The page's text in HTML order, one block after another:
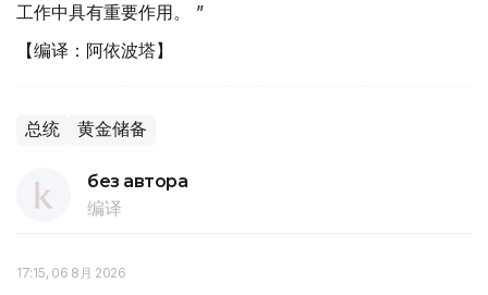
工作中具有重要作用。 ”
【编译：阿依波塔】
总统 黄金储备
без автора
编译
17:15, 06 8月 2026